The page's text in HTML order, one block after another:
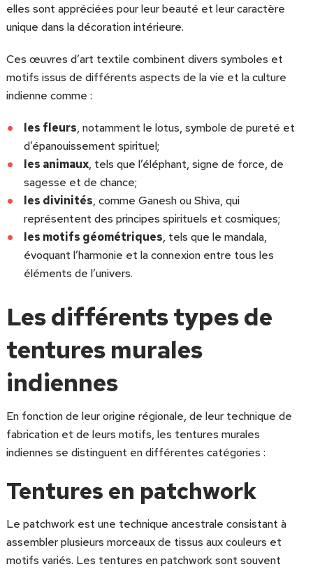
elles sont appréciées pour leur beauté et leur caractère
unique dans la décoration intérieure.
Ces œuvres d’art textile combinent divers symboles et
motifs issus de différents aspects de la vie et la culture
indienne comme :
les fleurs, notamment le lotus, symbole de pureté et
d’épanouissement spirituel;
les animaux, tels que l’éléphant, signe de force, de
sagesse et de chance;
les divinités, comme Ganesh ou Shiva, qui
représentent des principes spirituels et cosmiques;
les motifs géométriques, tels que le mandala,
évoquant l’harmonie et la connexion entre tous les
éléments de l’univers.
Les différents types de
tentures murales
indiennes
En fonction de leur origine régionale, de leur technique de
fabrication et de leurs motifs, les tentures murales
indiennes se distinguent en différentes catégories :
Tentures en patchwork
Le patchwork est une technique ancestrale consistant à
assembler plusieurs morceaux de tissus aux couleurs et
motifs variés. Les tentures en patchwork sont souvent